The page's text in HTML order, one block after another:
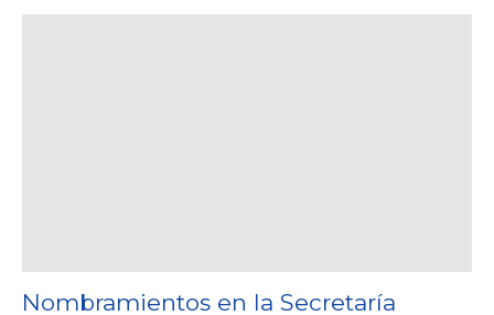
Nombramientos en la Secretaría